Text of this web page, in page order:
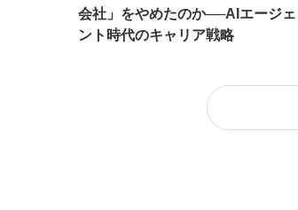
会社」をやめたのか──AIエージェ
ント時代のキャリア戦略